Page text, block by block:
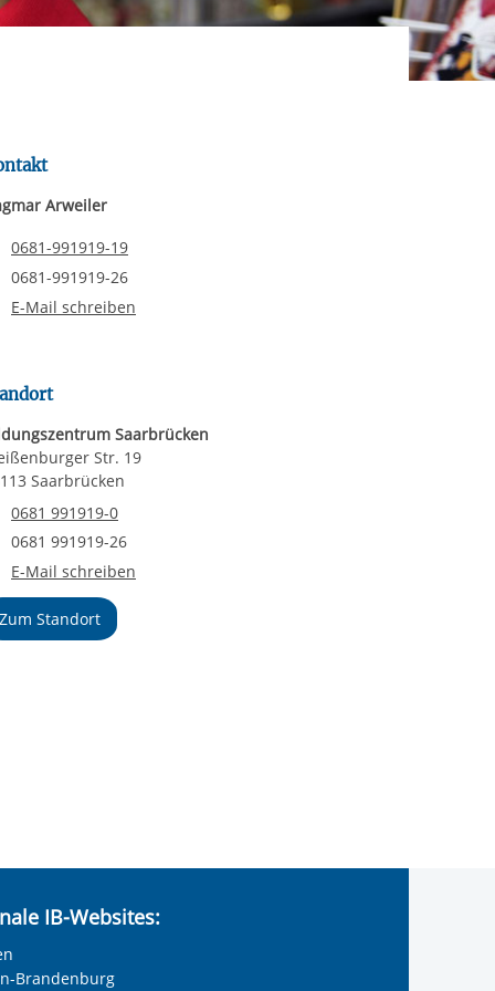
starten/stoppen
Arweiler
Telefonnummer
0681-991919-19
Faxnummer
0681-991919-26
E-Mail schreiben
Saarbrücken
Str. 19
Saarbrücken
Telefonnummer
0681 991919-0
Faxnummer
0681 991919-26
E-Mail an Bildungszentrum Saarbrücken
E-Mail schreiben
Zum Standort
IB-Websites:
Brandenburg